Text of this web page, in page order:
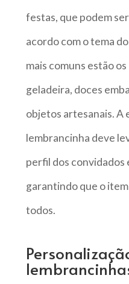
festas, que podem
acordo com o tema
mais comuns estão
geladeira, doces
objetos artesanais. A
lembrancinha deve
perfil dos convidados
garantindo que o
todos.